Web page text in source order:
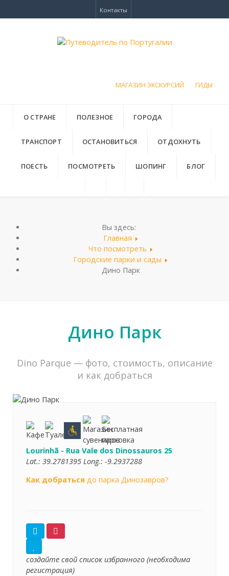
Контакты
МАГАЗИН ЭКСКУРСИЙ ГИДЫ
О СТРАНЕ ПОЛЕЗНОЕ ГОРОДА
ТРАНСПОРТ ОСТАНОВИТЬСЯ ОТДОХНУТЬ
ПОЕСТЬ ПОСМОТРЕТЬ ШОПИНГ БЛОГ
Вы здесь:
Главная
Что посмотреть
Городские парки и сады
Дино Парк
Дино Парк
Dino Parque — фото, стоимость, описание
и как добраться
Lourinhã - Rua Vale dos Dinossauros 25
Lat.: 39.2781395 Long.: -9.2937288
Как добраться до парка Динозавров?
создайте свой список избранного (необходима
регистрация)